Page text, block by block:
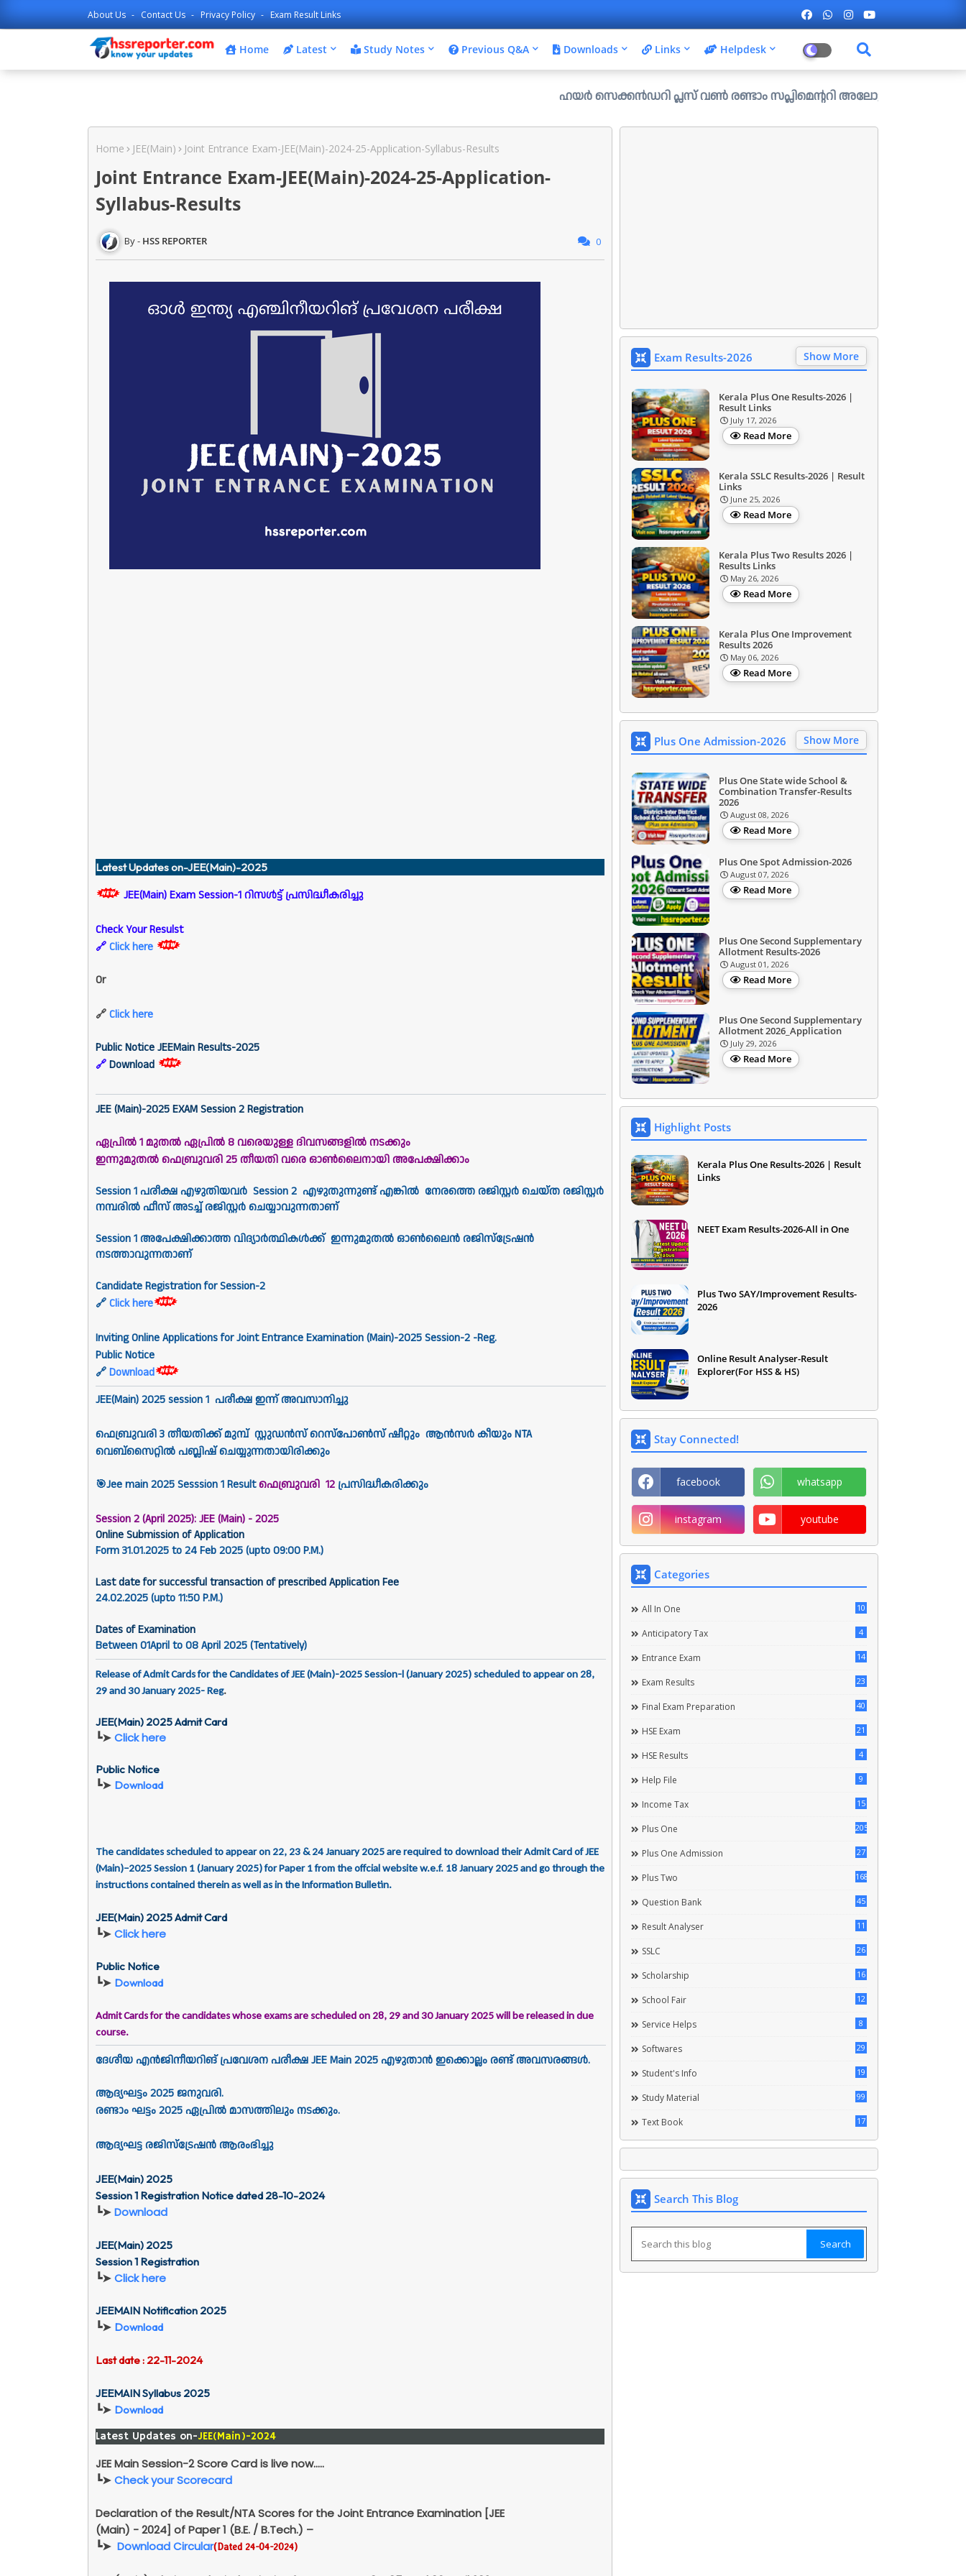
About Us Contact Us Privacy Policy Exam Result Links
Home Latest Study Notes Previous Q&A Downloads Links Helpdesk
ഹയർ സെക്കൻഡറി പ്ലസ് വൺ രണ്ടാം സപ്ലിമെന്ററി അലോട്ട്മെന്റ് ഉള്ള ഒഴിവുകൾ
Home JEE(Main) Joint Entrance Exam-JEE(Main)-2024-25-Application-Syllabus-Results
Joint Entrance Exam-JEE(Main)-2024-25-Application-
Syllabus-Results
HSS REPORTER 0
Latest Updates on-JEE(Main)-2025
JEE(Main) Exam Session-1റിസൾട്ട് പ്രസിദ്ധീകരിച്ചു
Check Your Resulst
🔗Click here
Or
🔗Click here
Public Notice JEEMain Results-2025
🔗Download
JEE (Main)-2025 EXAMSession 2 Registration
ഏപ്രിൽ 1 മുതൽ ഏപ്രിൽ 8 വരെയുള്ള ദിവസങ്ങളിൽ നടക്കും
ഇന്നുമുതൽ ഫെബ്രുവരി 25 തീയതി വരെ ഓൺലൈനായി അപേക്ഷിക്കാം
Session 1 പരീക്ഷ എഴുതിയവർ Session 2 എഴുതുന്നുണ്ട് എങ്കിൽ നേരത്തെ രജിസ്റ്റർ ചെയ്ത രജിസ്റ്റർ
നമ്പരിൽ ഫീസ് അടച്ച് രജിസ്റ്റർ ചെയ്യാവുന്നതാണ്
Session 1 അപേക്ഷിക്കാത്ത വിദ്യാർത്ഥികൾക്ക് ഇന്നുമുതൽ ഓൺലൈൻ രജിസ്ട്രേഷൻ
നടത്താവുന്നതാണ്
Candidate Registration for Session-2
🔗Click here
Inviting Online Applications for Joint Entrance Examination (Main)-2025 Session-2 -Reg.
Public Notice
🔗Download
JEE(Main) 2025 session 1 പരീക്ഷ ഇന്ന് അവസാനിച്ചു
ഫെബ്രുവരി 3 തീയതിക്ക് മുമ്പ് സ്റ്റുഡൻസ് റെസ്പോൺസ് ഷീറ്റും ആൻസർ കീയും NTA
വെബ്സൈറ്റിൽ പബ്ലിഷ് ചെയ്യുന്നതായിരിക്കും
🎯Jee main 2025 Sesssion 1 Resultഫെബ്രുവരി 12 പ്രസിദ്ധീകരിക്കും
Session 2 (April 2025): JEE (Main) - 2025
Online Submission of Application
Form 31.01.2025 to 24 Feb 2025 (upto 09:00 P.M.)
Last date for successful transaction of prescribed Application Fee
24.02.2025 (upto 11:50 P.M.)
Dates of Examination
Between 01April to 08 April 2025 (Tentatively)
Release of Admit Cards for the Candidates of JEE (Main)-2025 Session-l (January 2025) scheduled to appear on 28,
29 and 30 January 2025- Reg.
JEE(Main) 2025 Admit Card
┗➤Click here
Public Notice
┗➤ Download
The candidates scheduled to appear on 22, 23 & 24 January 2025 are required to download their Admit Card of JEE
(Main)–2025 Session 1 (January 2025) for Paper 1 from the offcial website w.e.f. 18 January 2025 and go through the
instructions contained therein as well as in the Information Bulletin.
JEE(Main) 2025 Admit Card
┗➤Click here
Public Notice
┗➤ Download
Admit Cards for the candidates whose exams are scheduled on 28, 29 and 30 January 2025 will bereleased in due
course.
ദേശീയ എൻജിനീയറിങ് പ്രവേശന പരീക്ഷ JEE Main 2025 എഴുതാൻ ഇക്കൊല്ലം രണ്ട് അവസരങ്ങൾ.
ആദ്യഘട്ടം 2025 ജനുവരി.
രണ്ടാം ഘട്ടം 2025 ഏപ്രിൽ മാസത്തിലും നടക്കും.
ആദ്യഘട്ട രജിസ്ട്രേഷൻ ആരംഭിച്ചു
JEE(Main) 2025
Session 1 Registration Notice dated 28-10-2024
┗➤Download
JEE(Main) 2025
Session 1 Registration
┗➤Click here
JEEMAIN Notification 2025
┗➤ Download
Last date : 22-11-2024
JEEMAIN Syllabus 2025
┗➤ Download
Latest Updates on-JEE(Main)-2024
JEE Main Session-2 Score Card is live now.....
┗➤Check your Scorecard
Declaration of the Result/NTA Scores for the Joint Entrance Examination [JEE
(Main) - 2024] of Paper 1 (B.E. / B.Tech.) –
┗➤ Download Circular(Dated 24-04-2024)
Exam Results-2026 Show More
Kerala Plus One Results-2026 |
Result Links
July 17, 2026
Read More
Kerala SSLC Results-2026 | Result
Links
June 25, 2026
Read More
Kerala Plus Two Results 2026 |
Results Links
May 26, 2026
Read More
Kerala Plus One Improvement
Results 2026
May 06, 2026
Read More
Plus One Admission-2026 Show More
Plus One State wide School &
Combination Transfer-Results
2026
August 08, 2026
Read More
Plus One Spot Admission-2026
August 07, 2026
Read More
Plus One Second Supplementary
Allotment Results-2026
August 01, 2026
Read More
Plus One Second Supplementary
Allotment 2026_Application
July 29, 2026
Read More
Highlight Posts
Kerala Plus One Results-2026 | Result
Links
NEET Exam Results-2026-All in One
Plus Two SAY/Improvement Results-
2026
Online Result Analyser-Result
Explorer(For HSS & HS)
Stay Connected!
facebook whatsapp
instagram youtube
Categories
All In One 10
Anticipatory Tax 4
Entrance Exam 14
Exam Results 23
Final Exam Preparation 40
HSE Exam 21
HSE Results 4
Help File 9
Income Tax 15
Plus One 205
Plus One Admission 27
Plus Two 168
Question Bank 45
Result Analyser 11
SSLC 26
Scholarship 16
School Fair 12
Service Helps 8
Softwares 29
Student's Info 19
Study Material 99
Text Book 17
Search This Blog